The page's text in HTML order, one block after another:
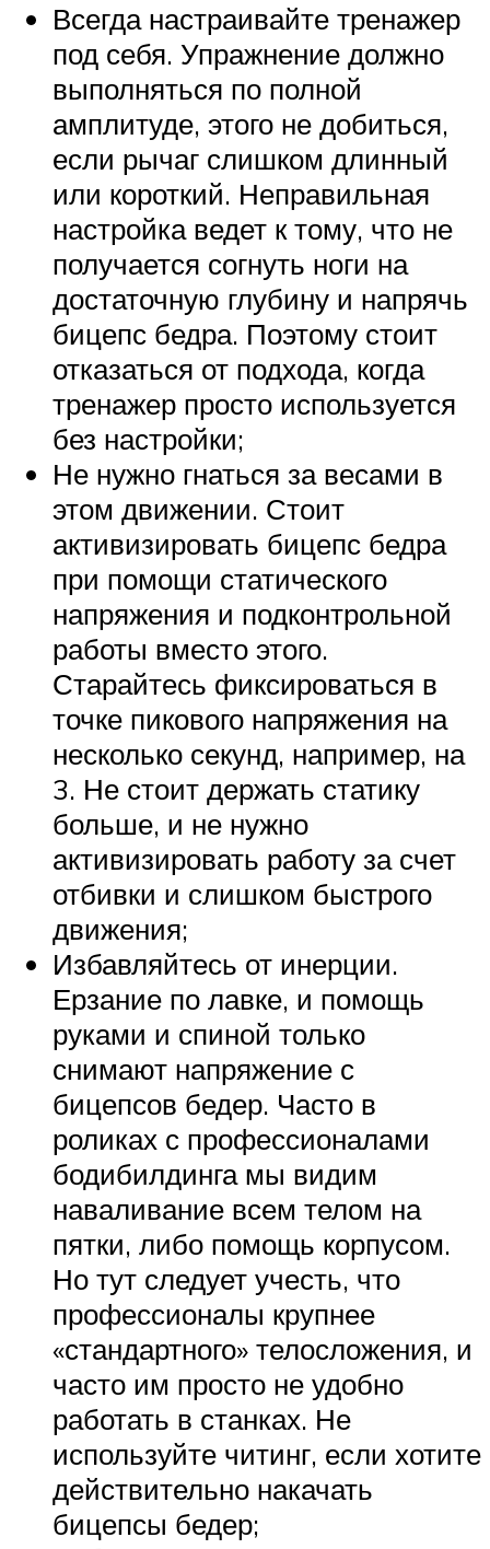
Всегда настраивайте тренажер
под себя. Упражнение должно
выполняться по полной
амплитуде, этого не добиться,
если рычаг слишком длинный
или короткий. Неправильная
настройка ведет к тому, что не
получается согнуть ноги на
достаточную глубину и напрячь
бицепс бедра. Поэтому стоит
отказаться от подхода, когда
тренажер просто используется
без настройки;
Не нужно гнаться за весами в
этом движении. Стоит
активизировать бицепс бедра
при помощи статического
напряжения и подконтрольной
работы вместо этого.
Старайтесь фиксироваться в
точке пикового напряжения на
несколько секунд, например, на
3. Не стоит держать статику
больше, и не нужно
активизировать работу за счет
отбивки и слишком быстрого
движения;
Избавляйтесь от инерции.
Ерзание по лавке, и помощь
руками и спиной только
снимают напряжение с
бицепсов бедер. Часто в
роликах с профессионалами
бодибилдинга мы видим
наваливание всем телом на
пятки, либо помощь корпусом.
Но тут следует учесть, что
профессионалы крупнее
«стандартного» телосложения, и
часто им просто не удобно
работать в станках. Не
используйте читинг, если хотите
действительно накачать
бицепсы бедер;